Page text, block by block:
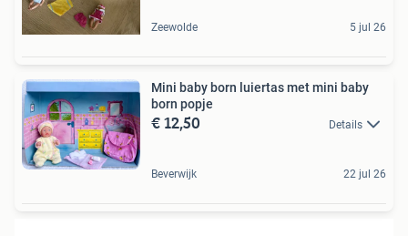
Zeewolde 5 jul 26
Mini baby born luiertas met mini baby
born popje
€ 12,50 Details
Beverwijk 22 jul 26